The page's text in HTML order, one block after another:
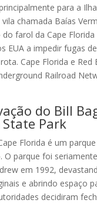
para a
chamada Baías
farol da Cape
EUA a impedir fugas
Cape Florida e Red
Railroad
do Bill
Park
Florida é um
O parque foi
em 1992,
e abrindo espaço
decidiram